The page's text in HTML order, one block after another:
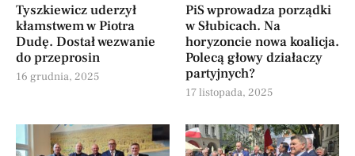
Tyszkiewicz uderzył
kłamstwem w Piotra
Dudę. Dostał wezwanie
do przeprosin
16 grudnia, 2025
PiS wprowadza porządki
w Słubicach. Na
horyzoncie nowa koalicja.
Polecą głowy działaczy
partyjnych?
17 listopada, 2025